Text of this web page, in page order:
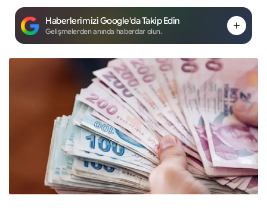
Haberlerimizi Google'da Takip Edin
Gelişmelerden anında haberdar olun.